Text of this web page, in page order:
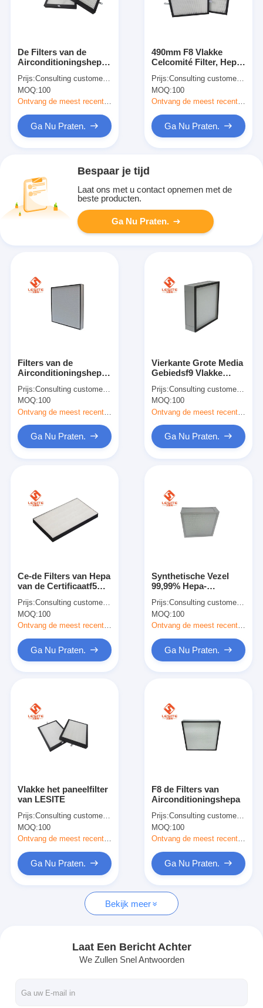
Producten
Video's
Neem contact met ons op
Nieuws
Luchtfilter Productiemachine
Zakfilter die Machine maken
De Filters van de
Airconditioningshepa
temperatuurweerstand,
F7-Comité Filter voor
Schone Zaal
Prijs:Consulting customer service
MOQ:100
Ontvang de meest recente Prijs
Ga Nu Praten.
490mm F8 Vlakke
Celcomité Filter, Hepa-
Farmaceutische
Fabriek
Prijs:Consulting customer service
MOQ:100
Ontvang de meest recente Prijs
Ga Nu Praten.
Bespaar je tijd
Laat ons met u contact opnemen met de
beste producten.
Ga Nu Praten.
Filters van de
Airconditioningshepa
Grote Inventaris 50pa,
Comité Filter
Prijs:Consulting customer service
MOQ:100
Ontvang de meest recente Prijs
Ga Nu Praten.
Vierkante Grote Media
Gebiedsf9 Vlakke
Filter voor AC
Opening
Prijs:Consulting customer service
MOQ:100
Ga Nu Praten.
Ce-de Filters van Hepa
van de Certificaatf5
Filter van Aircon Hepa
Prijs:Consulting customer service
MOQ:100
Ontvang de meest recente Prijs
Ga Nu Praten.
Synthetische Vezel
99,99% Hepa-
Airconditioning
Prijs:Consulting customer service
MOQ:100
Ontvang de meest recente Prijs
Ga Nu Praten.
Vlakke het paneelfilter
van LESITE
Prijs:Consulting customer service
MOQ:100
Ontvang de meest recente Prijs
Ga Nu Praten.
F8 de Filters van
Airconditioningshepa
Prijs:Consulting customer service
MOQ:100
Ontvang de meest recente Prijs
Ga Nu Praten.
Bekijk meer
Laat Een Bericht Achter
We Zullen Snel Antwoorden